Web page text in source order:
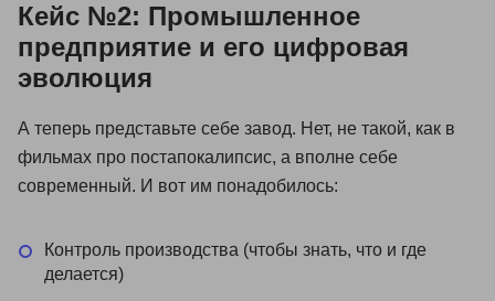
Кейс №2: Промышленное
предприятие и его цифровая
эволюция
А теперь представьте себе завод. Нет, не такой, как в
фильмах про постапокалипсис, а вполне себе
современный. И вот им понадобилось:
Контроль производства (чтобы знать, что и где
делается)